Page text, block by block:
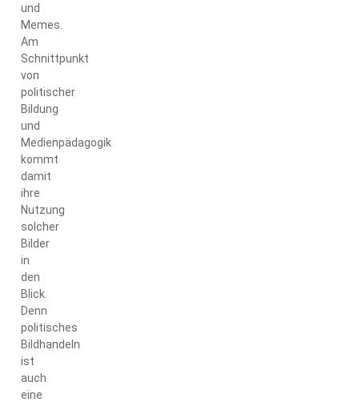
und
Memes.
Am
Schnittpunkt
von
politischer
Bildung
und
Medienpädagogik
kommt
damit
ihre
Nutzung
solcher
Bilder
in
den
Blick.
Denn
politisches
Bildhandeln
ist
auch
eine